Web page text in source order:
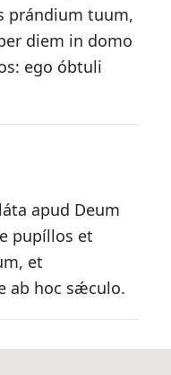
prándium tuum,
diem in domo
ego óbtuli
apud Deum
pupíllos et
et
ab hoc sǽculo.